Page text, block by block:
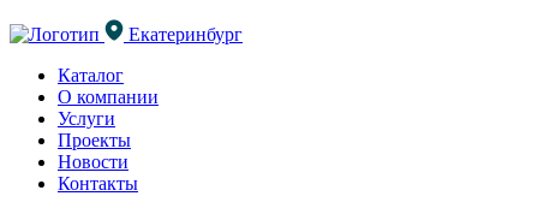
Екатеринбург
Каталог
О компании
Услуги
Проекты
Новости
Контакты